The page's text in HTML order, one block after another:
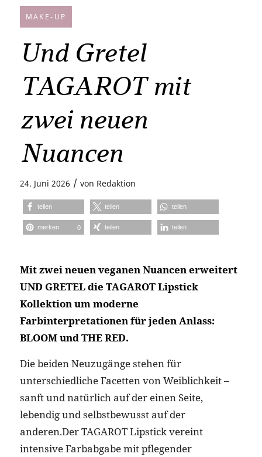
MAKE-UP
Und Gretel
TAGAROT mit
zwei neuen
Nuancen
24. Juni 2026 / von Redaktion
teilen teilen teilen
merken 0 teilen teilen
Mit zwei neuen veganen Nuancen erweitert
UND GRETEL die TAGAROT Lipstick
Kollektion um moderne
Farbinterpretationen für jeden Anlass:
BLOOM und THE RED.
Die beiden Neuzugänge stehen für
unterschiedliche Facetten von Weiblichkeit –
sanft und natürlich auf der einen Seite,
lebendig und selbstbewusst auf der
anderen.Der TAGAROT Lipstick vereint
intensive Farbabgabe mit pflegender